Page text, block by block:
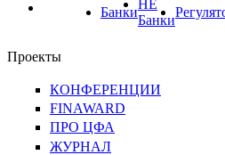
Банки
НЕ
Банки
Проекты
КОНФЕРЕНЦИИ
FINAWARD
ПРО ЦФА
ЖУРНАЛ